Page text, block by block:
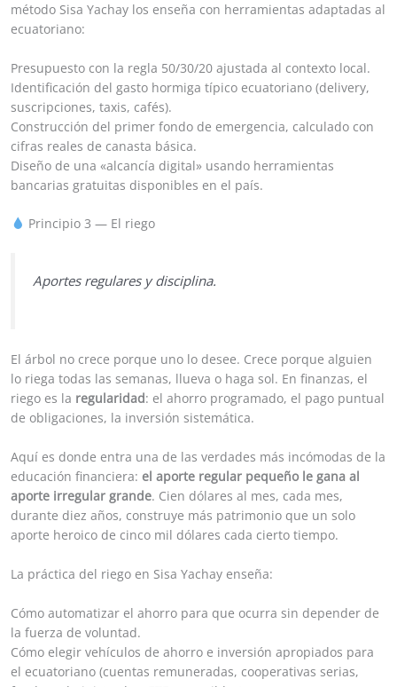
método Sisa Yachay los enseña con herramientas adaptadas al
ecuatoriano:
Presupuesto con la regla 50/30/20 ajustada al contexto local.
Identificación del gasto hormiga típico ecuatoriano (delivery,
suscripciones, taxis, cafés).
Construcción del primer fondo de emergencia, calculado con
cifras reales de canasta básica.
Diseño de una «alcancía digital» usando herramientas
bancarias gratuitas disponibles en el país.
Principio 3 — El riego
Aportes regulares y disciplina.
El árbol no crece porque uno lo desee. Crece porque alguien
lo riega todas las semanas, llueva o haga sol. En finanzas, el
riego es la regularidad: el ahorro programado, el pago puntual
de obligaciones, la inversión sistemática.
Aquí es donde entra una de las verdades más incómodas de la
educación financiera:el aporte regular pequeño le gana al
aporte irregular grande. Cien dólares al mes, cada mes,
durante diez años, construye más patrimonio que un solo
aporte heroico de cinco mil dólares cada cierto tiempo.
La práctica del riego en Sisa Yachay enseña:
Cómo automatizar el ahorro para que ocurra sin depender de
la fuerza de voluntad.
Cómo elegir vehículos de ahorro e inversión apropiados para
el ecuatoriano (cuentas remuneradas, cooperativas serias,